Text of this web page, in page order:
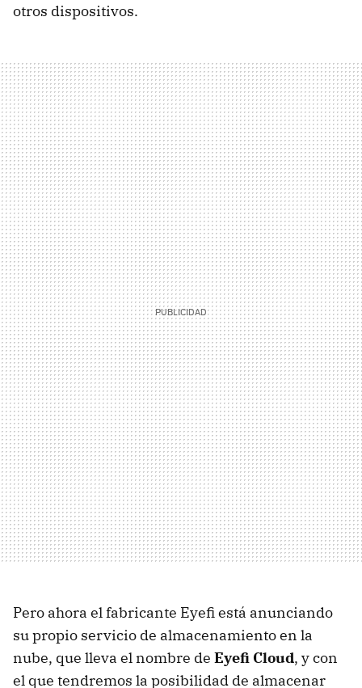
otros dispositivos.
Pero ahora el fabricante Eyefi está anunciando
su propio servicio de almacenamiento en la
nube, que lleva el nombre de Eyefi Cloud, y con
el que tendremos la posibilidad de almacenar